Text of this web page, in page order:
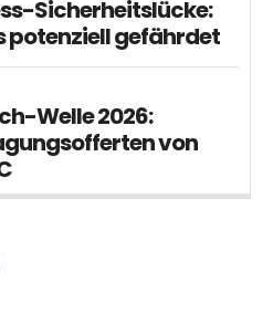
Sicherheitslücke:
potenziell gefährdet
Welle 2026:
von